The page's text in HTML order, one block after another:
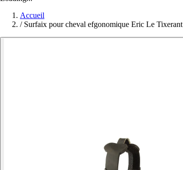
Accueil
/ Surfaix pour cheval efgonomique Eric Le Tixerant